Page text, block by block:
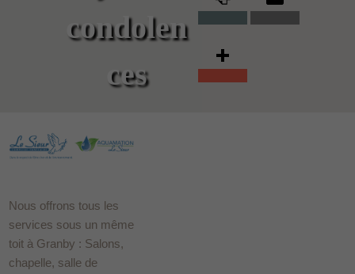
condolen
ces
Nous offrons tous les
services sous un même
toit à Granby : Salons,
chapelle, salle de